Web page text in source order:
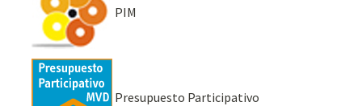
PIM
Presupuesto Participativo